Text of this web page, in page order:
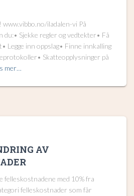
www.vibbo.no/iladalen-vi På
du:• Sjekke regler og vedtekter• Få
Legge inn oppslag• Finne innkalling
Skatteopplysninger på
mer…
AV
felleskostnadene med 10% fra
felleskostnader som får